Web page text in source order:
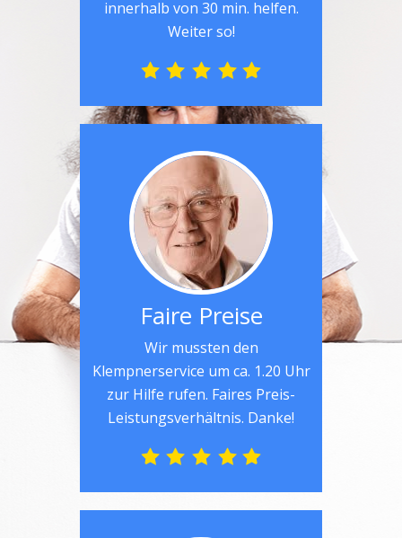
innerhalb von 30 min. helfen.
Weiter so!
Faire Preise
Wir mussten den
Klempnerservice um ca. 1.20 Uhr
zur Hilfe rufen. Faires Preis-
Leistungsverhältnis. Danke!